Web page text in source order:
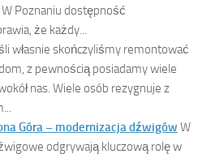
Poznaniu dostępność
że każdy...
własnie skończyliśmy remontować
z pewnością posiadamy wiele
nas. Wiele osób rezygnuje z
Góra – modernizacja dźwigów W
odgrywają kluczową rolę w